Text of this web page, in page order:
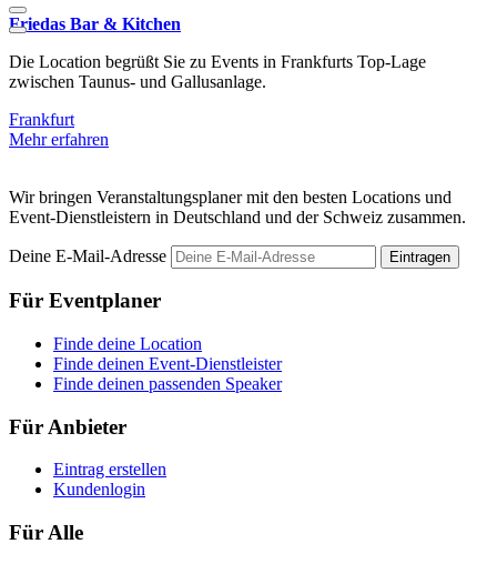
Friedas Bar & Kitchen
Die Location begrüßt Sie zu Events in Frankfurts Top-Lage
zwischen Taunus- und Gallusanlage.
Frankfurt
Mehr erfahren
Wir bringen Veranstaltungsplaner mit den besten Locations und
Event-Dienstleistern in Deutschland und der Schweiz zusammen.
Deine E-Mail-Adresse Eintragen
Für Eventplaner
Finde deine Location
Finde deinen Event-Dienstleister
Finde deinen passenden Speaker
Für Anbieter
Eintrag erstellen
Kundenlogin
Für Alle